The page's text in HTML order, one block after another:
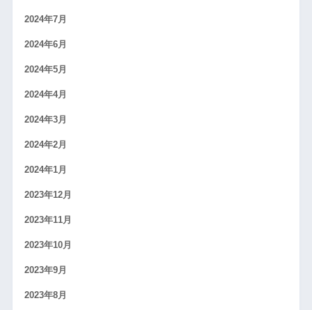
2024年7月
2024年6月
2024年5月
2024年4月
2024年3月
2024年2月
2024年1月
2023年12月
2023年11月
2023年10月
2023年9月
2023年8月